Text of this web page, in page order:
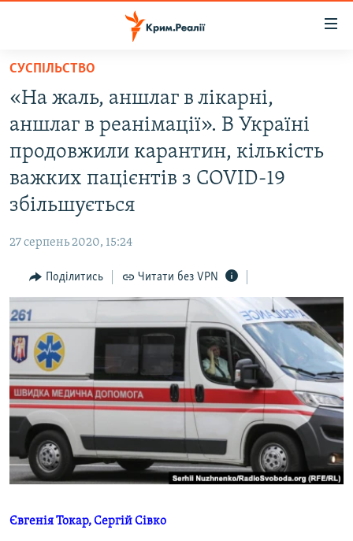
Перейти
основного
матеріалу
до
основної
навігації
до
ВІДЕО ТА ФОТО
БЛОГИ
ІНТЕРВ'Ю
ВСЕ ЗА ДЕНЬ
СПЕЦПРОЕКТИ
ДЕПОРТАЦІЯ
ВІДЕОУРОКИ «ELIFBE»
СВІДЧЕННЯ ОКУПАЦІЇ
УКРАЇНСЬКА ПРОБЛЕМА КРИМУ
ІНФОГРАФІКА
ЯК ОБІЙТИ БЛОКУВАННЯ
Русский
Qırımtatar
ДОЛУЧАЙСЯ!
Усі сайти RFE/RL
СУСПІЛЬСТВО
«На жаль, аншлаг в лікарні,
аншлаг в реанімації». В Україні
продовжили карантин, кількість
важких пацієнтів з COVID-19
збільшується
27 серпень 2020, 15:24
Поділитись Читати без VPN
Євгенія Токар, Сергій Сівко